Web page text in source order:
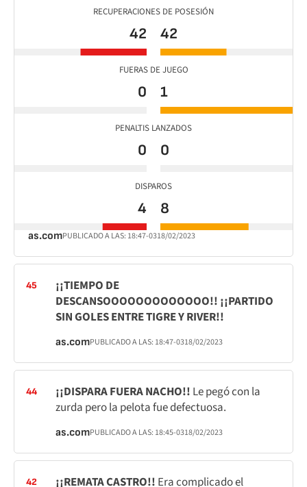
RECUPERACIONES DE POSESIÓN
42 42
FUERAS DE JUEGO
0 1
PENALTIS LANZADOS
0 0
DISPAROS
4 8
as.comPUBLICADO A LAS: 18:47-0318/02/2023
45
¡¡TIEMPO DE
DESCANSOOOOOOOOOOOOO!! ¡¡PARTIDO
SIN GOLES ENTRE TIGRE Y RIVER!!
as.comPUBLICADO A LAS: 18:47-0318/02/2023
44 ¡¡DISPARA FUERA NACHO!! Le pegó con la
zurda pero la pelota fue defectuosa.
as.comPUBLICADO A LAS: 18:45-0318/02/2023
42 ¡¡REMATA CASTRO!! Era complicado el